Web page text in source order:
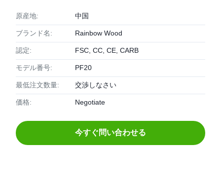
原産地: 中国
ブランド名: Rainbow Wood
認定: FSC, CC, CE, CARB
モデル番号: PF20
最低注文数量: 交渉しなさい
価格: Negotiate
今すぐ問い合わせる